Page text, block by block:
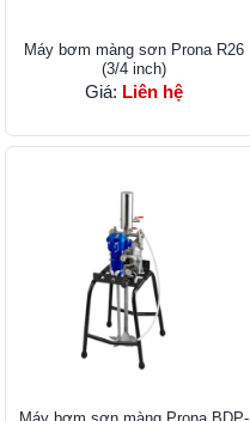
Máy bơm màng sơn Pr​ona R26
(3/4 inch)
Giá: Liên hệ